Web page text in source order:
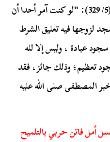
قال المناوي في “فيض القدير” (5/ 329): “لو كنت آمر أحدا أن
لزوجها فيه تعليق الشرط
عبادة ، وليس إلا لله
تعظيم؛ وذلك جائز، فقد
المصطفى صلى الله عليه
أمل فاتن حربي بالتلميح